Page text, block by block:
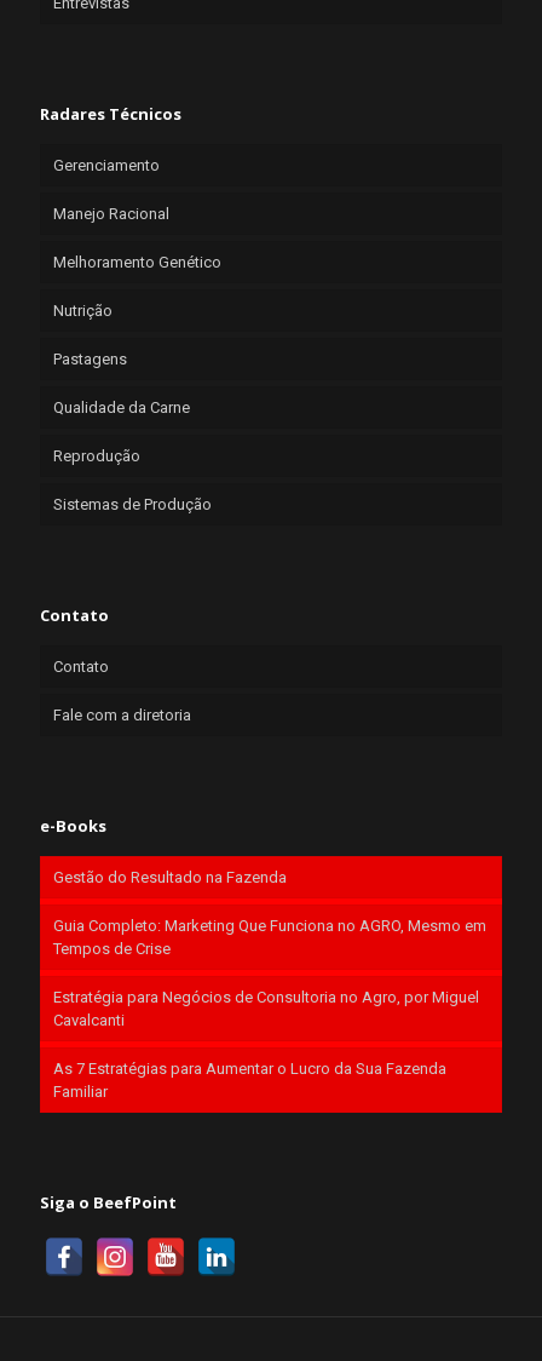
Radares Técnicos
Gerenciamento
Manejo Racional
Melhoramento Genético
Nutrição
Pastagens
Qualidade da Carne
Reprodução
Sistemas de Produção
Contato
Contato
Fale com a diretoria
e-Books
Gestão do Resultado na Fazenda
Guia Completo: Marketing Que Funciona no AGRO, Mesmo em
Tempos de Crise
Estratégia para Negócios de Consultoria no Agro, por Miguel
Cavalcanti
As 7 Estratégias para Aumentar o Lucro da Sua Fazenda
Familiar
Siga o BeefPoint